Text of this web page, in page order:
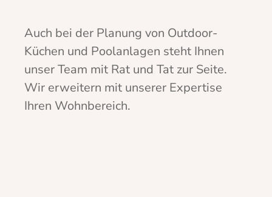
Auch bei der Planung von Outdoor-
Küchen und Poolanlagen steht Ihnen
unser Team mit Rat und Tat zur Seite.
Wir erweitern mit unserer Expertise
Ihren Wohnbereich.